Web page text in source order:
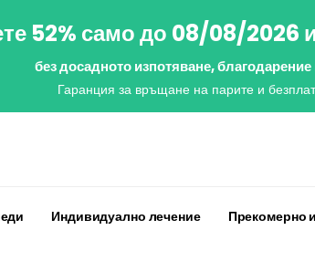
52% само до 08/08/2026
без досадното изпотяване,
Гаранция за връщане на парите и
Индивидуално лечение Прекомерно